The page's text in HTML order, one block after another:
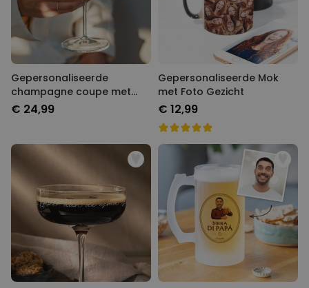
Gepersonaliseerde
champagne coupe met
tekst
€ 24,99
Gepersonaliseerde Mok
met Foto Gezicht
€ 12,99